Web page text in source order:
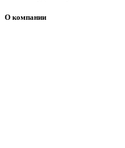
О компании